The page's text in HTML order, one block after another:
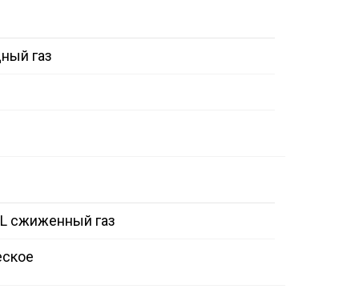
газ
сжиженный газ